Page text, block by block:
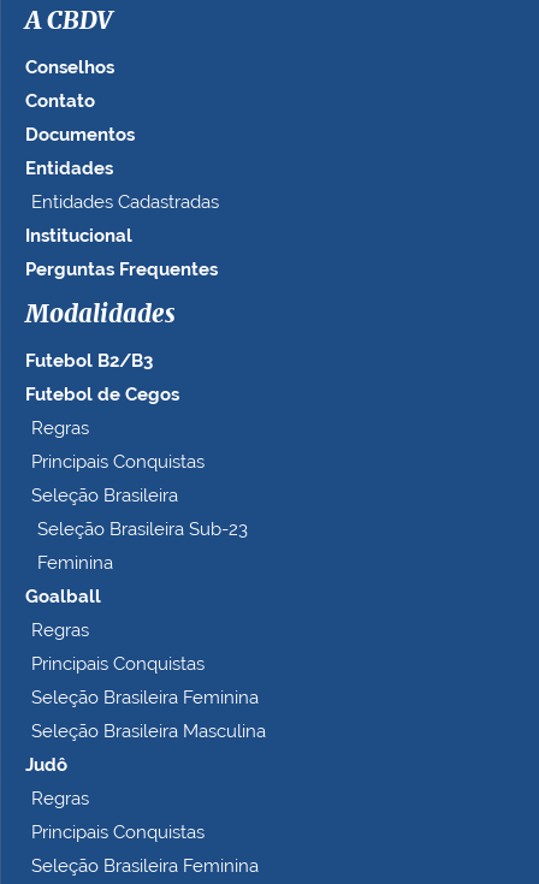
A CBDV
Conselhos
Contato
Documentos
Entidades
Entidades Cadastradas
Institucional
Perguntas Frequentes
Modalidades
Futebol B2/B3
Futebol de Cegos
Regras
Principais Conquistas
Seleção Brasileira
Seleção Brasileira Sub-23
Feminina
Goalball
Regras
Principais Conquistas
Seleção Brasileira Feminina
Seleção Brasileira Masculina
Judô
Regras
Principais Conquistas
Seleção Brasileira Feminina